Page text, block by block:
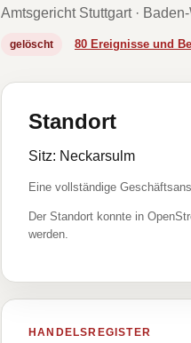
Amtsgericht Stuttgart ·
gelöscht 80 Ereignisse und
Standort
Sitz: Neckarsulm
Eine vollständige
Der Standort konnte in
werden.
HANDELSREGISTER